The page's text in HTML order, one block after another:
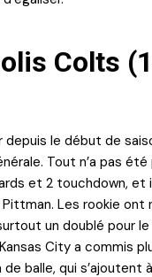
Colts
depuis le début de
Tout n’a pas
et 2 touchdown, et
Les rookie ont
un doublé pour le
City a commis
balle, qui s’ajoutent